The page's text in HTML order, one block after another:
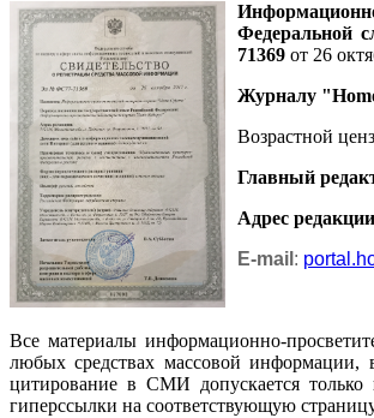
Федеральной
71369 от 26
Журналу
Возрастной
Главный
Адрес редакции
E-mail :
Все материалы информационно-
любых средствах массовой
цитирование в СМИ допускается
гиперссылки на соответствующую